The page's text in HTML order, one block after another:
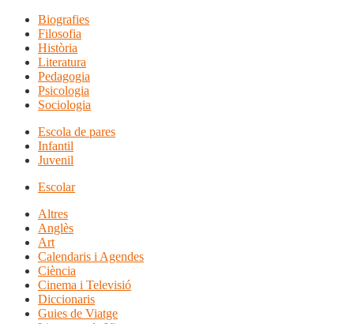
Biografies
Filosofia
Història
Literatura
Pedagogia
Psicologia
Sociologia
Escola de pares
Infantil
Juvenil
Escolar
Altres
Anglès
Art
Calendaris i Agendes
Ciència
Cinema i Televisió
Diccionaris
Guies de Viatge